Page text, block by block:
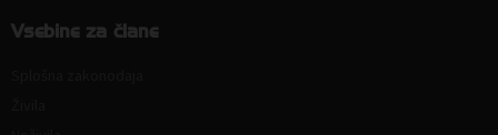
Vsebine za člane